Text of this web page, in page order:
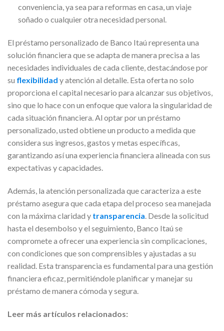
conveniencia, ya sea para reformas en casa, un viaje
soñado o cualquier otra necesidad personal.
El préstamo personalizado de Banco Itaú representa una
solución financiera que se adapta de manera precisa a las
necesidades individuales de cada cliente, destacándose por
su flexibilidad y atención al detalle. Esta oferta no solo
proporciona el capital necesario para alcanzar sus objetivos,
sino que lo hace con un enfoque que valora la singularidad de
cada situación financiera. Al optar por un préstamo
personalizado, usted obtiene un producto a medida que
considera sus ingresos, gastos y metas específicas,
garantizando así una experiencia financiera alineada con sus
expectativas y capacidades.
Además, la atención personalizada que caracteriza a este
préstamo asegura que cada etapa del proceso sea manejada
con la máxima claridad y transparencia . Desde la solicitud
hasta el desembolso y el seguimiento, Banco Itaú se
compromete a ofrecer una experiencia sin complicaciones,
con condiciones que son comprensibles y ajustadas a su
realidad. Esta transparencia es fundamental para una gestión
financiera eficaz, permitiéndole planificar y manejar su
préstamo de manera cómoda y segura.
Leer más artículos relacionados: